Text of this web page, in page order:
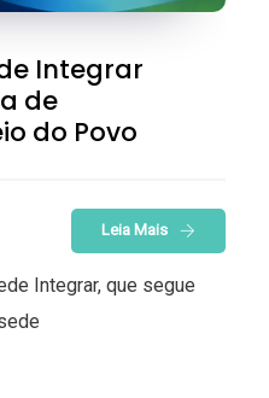
Integrar
de
do Povo
Leia Mais
Integrar, que segue